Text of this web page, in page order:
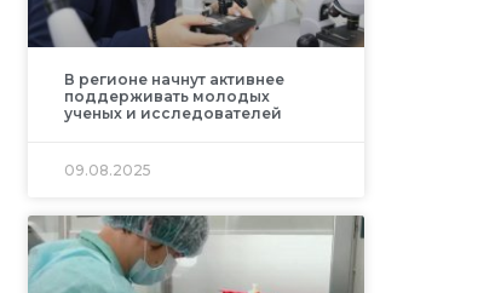
В регионе начнут активнее
поддерживать молодых
ученых и исследователей
09.08.2025